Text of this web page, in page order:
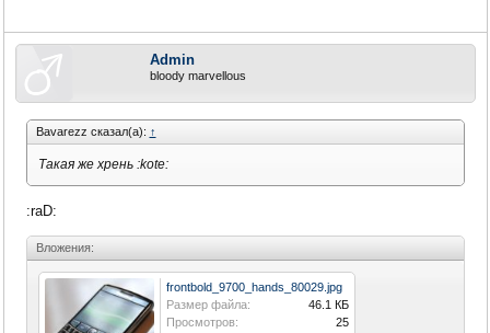
Admin
bloody marvellous
Bavarezz сказал(а): ↑
Такая же хрень :kote:
:raD:
Вложения:
frontbold_9700_hands_80029.jpg
Размер файла:
46.1 КБ
Просмотров:
25